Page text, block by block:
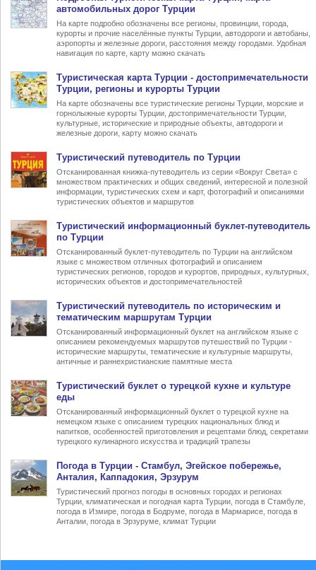
автомобильных дорог Турции
На карте подробно обозначены все регионы, провинции, города,
курорты и прочие населённые пункты Турции, автодороги и автобаны,
аэропорты и железные дороги, расстояния между городами. Удобная
навигация по карте, карту можно скачать
Туристическая карта Турции - достопримечательности
Турции, регионы и курорты Турции
На карте обозначены все туристические регионы Турции, морские и
горнолыжные курорты Турции, достопримечательности Турции,
культурные, исторические и природные объекты, автодороги и
железные дороги, карту можно скачать
Туристический путеводитель по Турции
Отсканированная книжка-путеводитель из серии «Вокруг Света» с
множеством практических и общих сведений, интересной и полезной
информации, туристических схем и карт, фотографий и описаниями
туристических объектов и маршрутов
Туристический информационный буклет-путеводитель
по Турции
Отсканированный буклет-путеводитель по Турции на английском
языке с множеством отличных фотографий и описанием
туристических регионов, городов и курортов, природных, культурных,
исторических объектов и достопримечательностей
Туристический путеводитель по историческим и
тематическим маршрутам Турции
Отсканированный информационный буклет на английском языке с
описанием рекомендуемых маршрутов путешествий по Турции -
исторические маршруты, тематические и культурные маршруты,
античные и раннехристианские памятные места
Туристический буклет о турецкой кухнеи культуре
еды
Отсканированный информационный буклет о турецкой кухне на
немецком языке с описанием турецких национальных блюд и
напитков, особенностей приготовления и рецептами блюд, секретами
турецкого кулинарного искусства и традиций трапезы
Погода в Турции - Стамбул, Эгейское побережье,
Анталия, Каппадокия, Эрзурум
Туристический прогноз погоды в основных городах и регионах
Турции, климатическая и погодная карта Турции, погода в Стамбуле,
погода в Измире, погода в Бодруме, погода в Мармарисе, погода в
Анталии, погода в Эрзуруме, климат Турции